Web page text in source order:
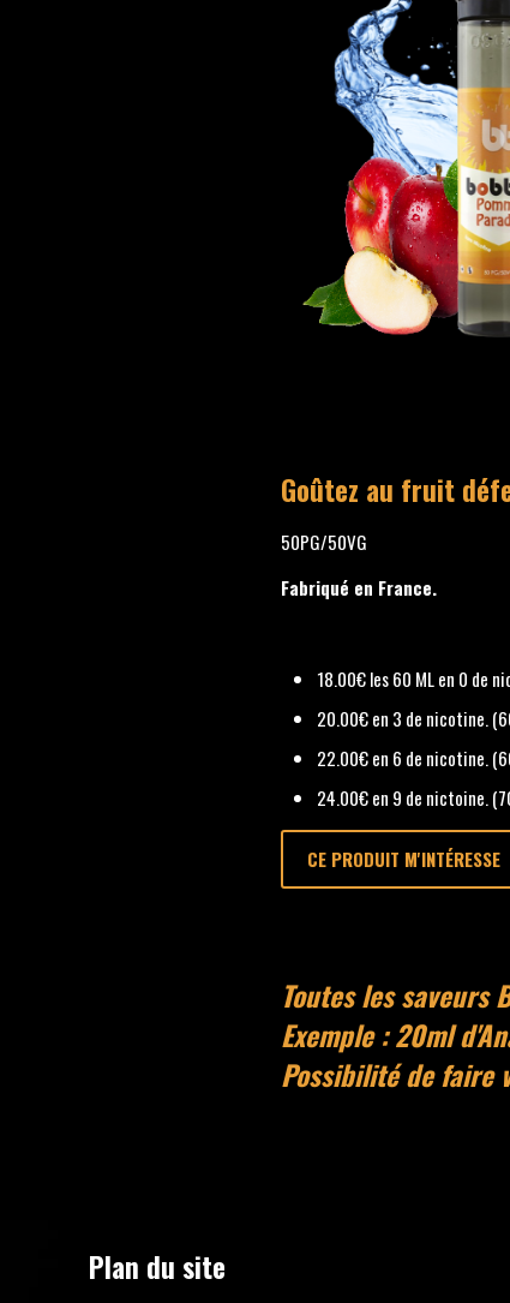
Goûtez au fruit
50PG/50VG
Fabriqué en France.
18.00€ les 60 ML en 0 de
20.00€ en 3 de nicotine.
22.00€ en 6 de nicotine.
24.00€ en 9 de nictoine.
CE PRODUIT M'INTÉRESSE
Toutes les saveurs
Exemple : 20ml
Possibilité de faire
Plan du site